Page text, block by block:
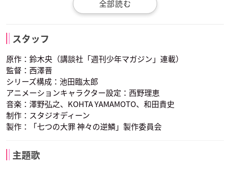
声優：悠木碧
ゴウセル マーリン
スタッフ
原作：鈴木央（講談社「週刊少年マガジン」連載）
監督：西澤晋
シリーズ構成：池田臨太郎
アニメーションキャラクター設定：西野理恵
音楽：澤野弘之、KOHTA YAMAMOTO、和田貴史
制作：スタジオディーン
製作：「七つの大罪 神々の逆鱗」製作委員会
主題歌